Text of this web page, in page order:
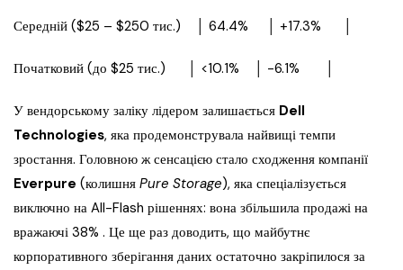
Середній ($25 – $250 тис.) │ 64.4% │ +17.3% │
Початковий (до $25 тис.) │ <10.1% │ -6.1% │
У вендорському заліку лідером залишається Dell
Technologies, яка продемонструвала найвищі темпи
зростання. Головною ж сенсацією стало сходження компанії
Everpure (колишня Pure Storage), яка спеціалізується
виключно на All-Flash рішеннях: вона збільшила продажі на
вражаючі 38% . Це ще раз доводить, що майбутнє
корпоративного зберігання даних остаточно закріпилося за